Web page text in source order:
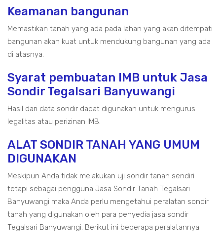
Keamanan bangunan
Memastikan tanah yang ada pada lahan yang akan ditempati
bangunan akan kuat untuk mendukung bangunan yang ada
di atasnya.
Syarat pembuatan IMB untuk Jasa
Sondir Tegalsari Banyuwangi
Hasil dari data sondir dapat digunakan untuk mengurus
legalitas atau perizinan IMB.
ALAT SONDIR TANAH YANG UMUM
DIGUNAKAN
Meskipun Anda tidak melakukan uji sondir tanah sendiri
tetapi sebagai pengguna Jasa Sondir Tanah Tegalsari
Banyuwangi maka Anda perlu mengetahui peralatan sondir
tanah yang digunakan oleh para penyedia jasa sondir
Tegalsari Banyuwangi. Berikut ini beberapa peralatannya :